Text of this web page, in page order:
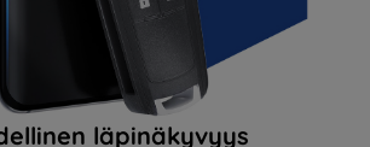
läpinäkyvyys